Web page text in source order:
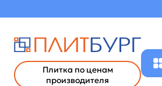
Плитка по ценам
производителя